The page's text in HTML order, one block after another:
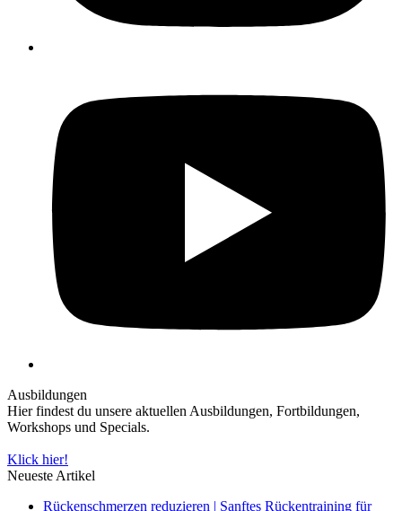
Ausbildungen
Hier findest du unsere aktuellen Ausbildungen, Fortbildungen,
Workshops und Specials.
Klick hier!
Neueste Artikel
Rückenschmerzen reduzieren | Sanftes Rückentraining für